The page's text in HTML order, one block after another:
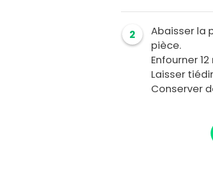
2
Abaisser la
pièce.
Enfourner
Laisser
Conserver